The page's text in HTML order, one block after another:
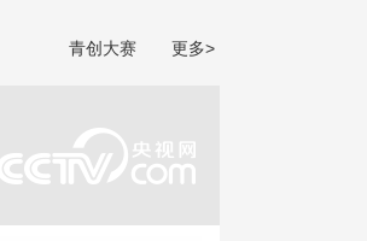
更多>
青创大赛